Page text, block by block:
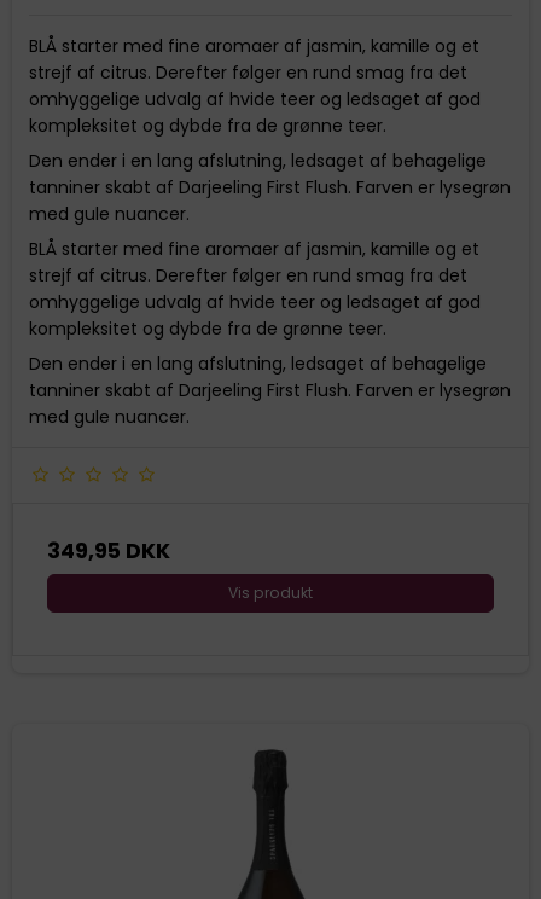
BLÅ starter med fine aromaer af jasmin, kamille og et
strejf af citrus. Derefter følger en rund smag fra det
omhyggelige udvalg af hvide teer og ledsaget af god
kompleksitet og dybde fra de grønne teer.
Den ender i en lang afslutning, ledsaget af behagelige
tanniner skabt af Darjeeling First Flush. Farven er lysegrøn
med gule nuancer.
BLÅ starter med fine aromaer af jasmin, kamille og et
strejf af citrus. Derefter følger en rund smag fra det
omhyggelige udvalg af hvide teer og ledsaget af god
kompleksitet og dybde fra de grønne teer.
Den ender i en lang afslutning, ledsaget af behagelige
tanniner skabt af Darjeeling First Flush. Farven er lysegrøn
med gule nuancer.
349,95 DKK
Vis produkt